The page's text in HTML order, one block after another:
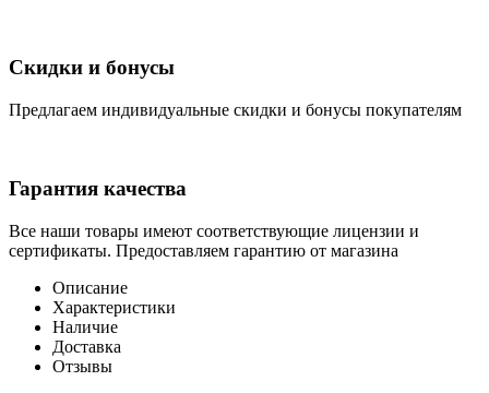
Скидки и бонусы
Предлагаем индивидуальные скидки и бонусы покупателям
Гарантия качества
Все наши товары имеют соответствующие лицензии и
сертификаты. Предоставляем гарантию от магазина
Описание
Характеристики
Наличие
Доставка
Отзывы